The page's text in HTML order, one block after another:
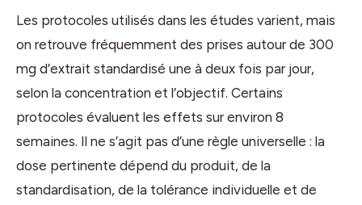
Les protocoles utilisés dans les études varient, mais
on retrouve fréquemment des prises autour de 300
mg d’extrait standardisé une à deux fois par jour,
selon la concentration et l’objectif. Certains
protocoles évaluent les effets sur environ 8
semaines. Il ne s’agit pas d’une règle universelle : la
dose pertinente dépend du produit, de la
standardisation, de la tolérance individuelle et de